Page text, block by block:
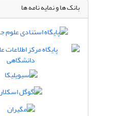
بانک ها و نمایه نامه ها